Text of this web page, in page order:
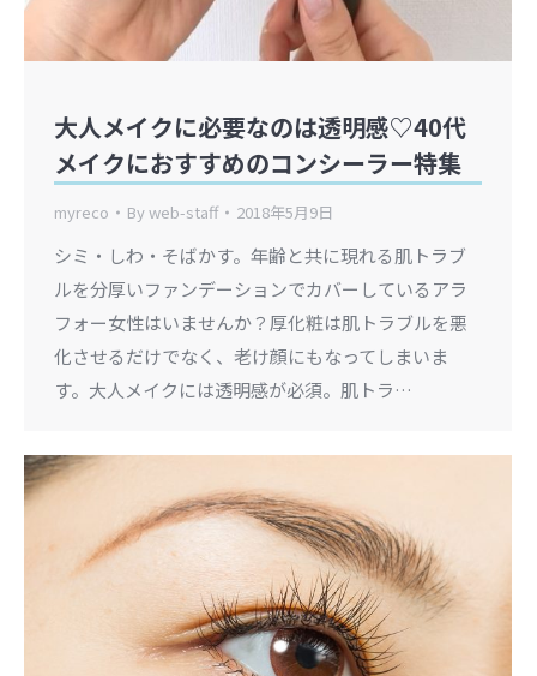
大人メイクに必要なのは透明感♡40代
メイクにおすすめのコンシーラー特集
myreco Byweb-staff 2018年5月9日
シミ・しわ・そばかす。年齢と共に現れる肌トラブ
ルを分厚いファンデーションでカバーしているアラ
フォー女性はいませんか？厚化粧は肌トラブルを悪
化させるだけでなく、老け顔にもなってしまいま
す。大人メイクには透明感が必須。肌トラ…